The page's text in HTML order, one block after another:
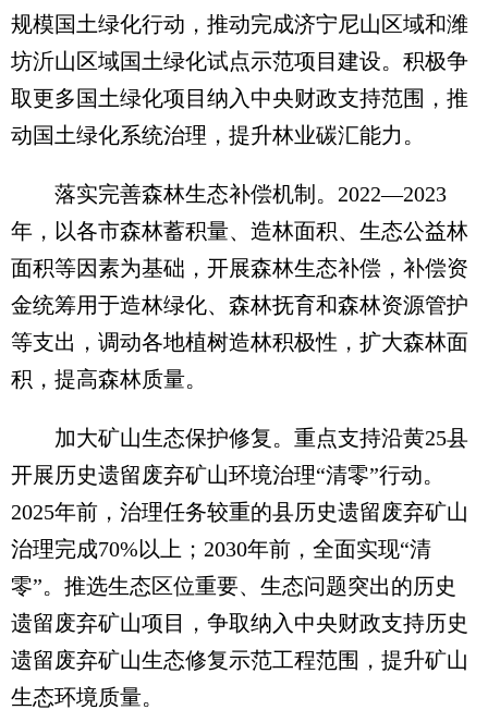
规模国土绿化行动，推动完成济宁尼山区域和潍
坊沂山区域国土绿化试点示范项目建设。积极争
取更多国土绿化项目纳入中央财政支持范围，推
动国土绿化系统治理，提升林业碳汇能力。
落实完善森林生态补偿机制。2022—2023
年，以各市森林蓄积量、造林面积、生态公益林
面积等因素为基础，开展森林生态补偿，补偿资
金统筹用于造林绿化、森林抚育和森林资源管护
等支出，调动各地植树造林积极性，扩大森林面
积，提高森林质量。
加大矿山生态保护修复。重点支持沿黄25县
开展历史遗留废弃矿山环境治理“清零”行动。
2025年前，治理任务较重的县历史遗留废弃矿山
治理完成70%以上；2030年前，全面实现“清
零”。推选生态区位重要、生态问题突出的历史
遗留废弃矿山项目，争取纳入中央财政支持历史
遗留废弃矿山生态修复示范工程范围，提升矿山
生态环境质量。